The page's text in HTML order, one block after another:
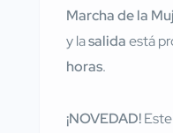
Marcha de la
y lasalidaestá
horas.
¡NOVEDAD!